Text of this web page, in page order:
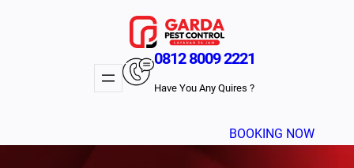
0812 8009 2221
Have You Any Quires ?
BOOKING NOW